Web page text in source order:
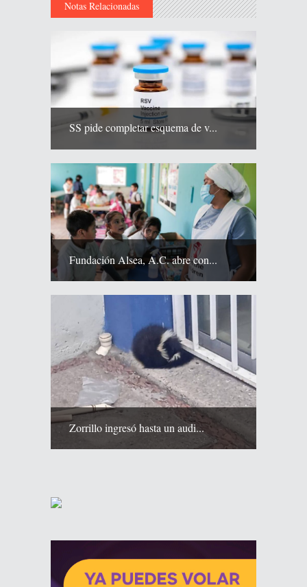
Notas Relacionadas
SS pide completar esquema de v...
Fundación Alsea, A.C. abre con...
Zorrillo ingresó hasta un audi...